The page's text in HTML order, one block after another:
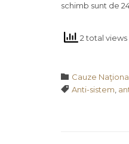
schimb sunt de
2 total views
 Category
Cauze
 Tags
Anti-sistem